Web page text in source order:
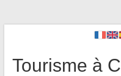
Tourisme à